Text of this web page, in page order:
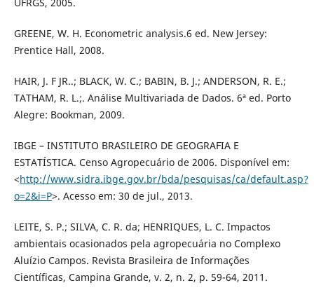
UFRGS, 2005.
GREENE, W. H. Econometric analysis.6 ed. New Jersey:
Prentice Hall, 2008.
HAIR, J. F JR..; BLACK, W. C.; BABIN, B. J.; ANDERSON, R. E.;
TATHAM, R. L.;. Análise Multivariada de Dados. 6ª ed. Porto
Alegre: Bookman, 2009.
IBGE – INSTITUTO BRASILEIRO DE GEOGRAFIA E
ESTATÍSTICA. Censo Agropecuário de 2006. Disponível em:
<http://www.sidra.ibge.gov.br/bda/pesquisas/ca/default.asp?
o=2&i=P>. Acesso em: 30 de jul., 2013.
LEITE, S. P.; SILVA, C. R. da; HENRIQUES, L. C. Impactos
ambientais ocasionados pela agropecuária no Complexo
Aluízio Campos. Revista Brasileira de Informações
Científicas, Campina Grande, v. 2, n. 2, p. 59-64, 2011.